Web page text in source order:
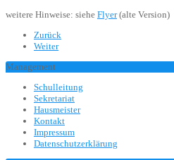
weitere Hinweise: siehe Flyer(alte Version)
Zurück
Weiter
Management
Schulleitung
Sekretariat
Hausmeister
Kontakt
Impressum
Datenschutzerklärung